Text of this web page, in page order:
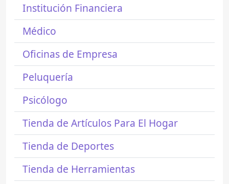
Institución Financiera
Médico
Oficinas de Empresa
Peluquería
Psicólogo
Tienda de Artículos Para El Hogar
Tienda de Deportes
Tienda de Herramientas